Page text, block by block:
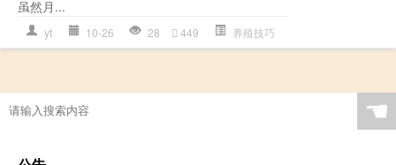
虽然月...
yt 10-26 28 449 养殖技巧
☚